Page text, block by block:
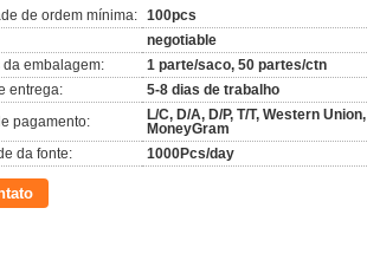
de ordem mínima: 100pcs
negotiable
da embalagem:
1 parte/saco, 50 partes/ctn
entrega:
5-8 dias de trabalho
pagamento:
L/C, D/A, D/P, T/T, Western Union,
MoneyGram
da fonte:
1000Pcs/day